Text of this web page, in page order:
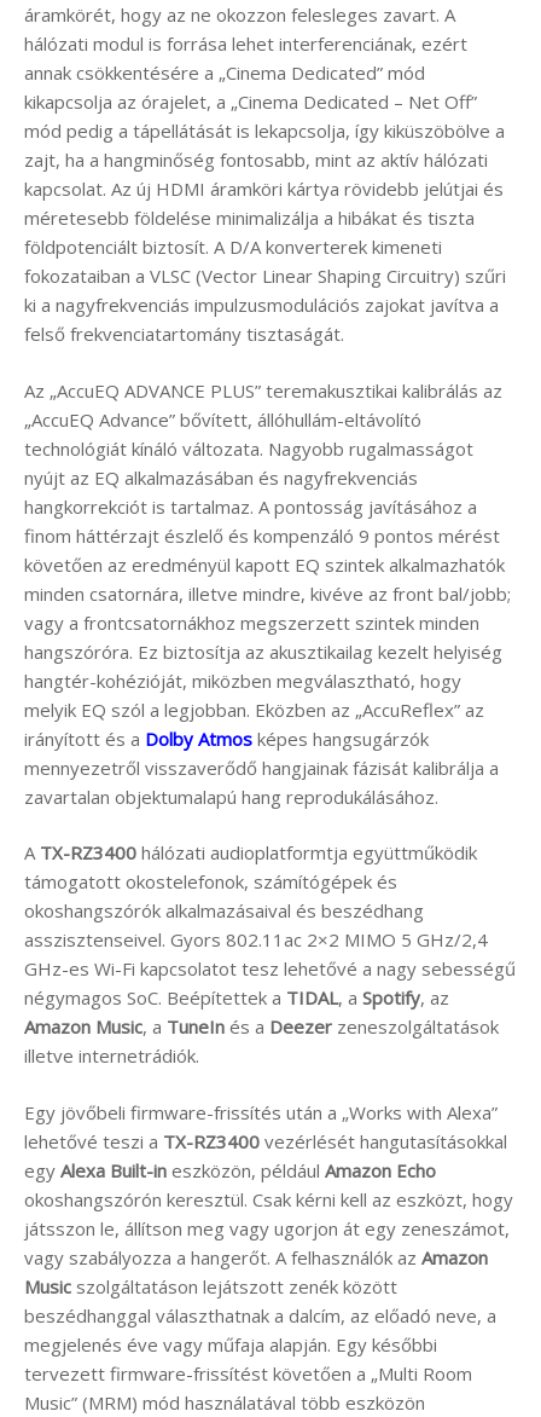
áramkörét, hogy az ne okozzon felesleges zavart. A
hálózati modul is forrása lehet interferenciának, ezért
annak csökkentésére a „Cinema Dedicated” mód
kikapcsolja az órajelet, a „Cinema Dedicated – Net Off”
mód pedig a tápellátását is lekapcsolja, így kiküszöbölve a
zajt, ha a hangminőség fontosabb, mint az aktív hálózati
kapcsolat. Az új HDMI áramköri kártya rövidebb jelútjai és
méretesebb földelése minimalizálja a hibákat és tiszta
földpotenciált biztosít. A D/A konverterek kimeneti
fokozataiban a VLSC (Vector Linear Shaping Circuitry) szűri
ki a nagyfrekvenciás impulzusmodulációs zajokat javítva a
felső frekvenciatartomány tisztaságát.
Az „AccuEQ ADVANCE PLUS” teremakusztikai kalibrálás az
„AccuEQ Advance” bővített, állóhullám-eltávolító
technológiát kínáló változata. Nagyobb rugalmasságot
nyújt az EQ alkalmazásában és nagyfrekvenciás
hangkorrekciót is tartalmaz. A pontosság javításához a
finom háttérzajt észlelő és kompenzáló 9 pontos mérést
követően az eredményül kapott EQ szintek alkalmazhatók
minden csatornára, illetve mindre, kivéve az front bal/jobb;
vagy a frontcsatornákhoz megszerzett szintek minden
hangszóróra. Ez biztosítja az akusztikailag kezelt helyiség
hangtér-kohézióját, miközben megválasztható, hogy
melyik EQ szól a legjobban. Eközben az „AccuReflex” az
irányított és a Dolby Atmos képes hangsugárzók
mennyezetről visszaverődő hangjainak fázisát kalibrálja a
zavartalan objektumalapú hang reprodukálásához.
A TX-RZ3400 hálózati audioplatformtja együttműködik
támogatott okostelefonok, számítógépek és
okoshangszórók alkalmazásaival és beszédhang
asszisztenseivel. Gyors 802.11ac 2×2 MIMO 5 GHz/2,4
GHz-es Wi-Fi kapcsolatot tesz lehetővé a nagy sebességű
négymagos SoC. Beépítettek a TIDAL, a Spotify, az
Amazon Music, a TuneIn és a Deezer zeneszolgáltatások
illetve internetrádiók.
Egy jövőbeli firmware-frissítés után a „Works with Alexa”
lehetővé teszi a TX-RZ3400 vezérlését hangutasításokkal
egy Alexa Built-in eszközön, például Amazon Echo
okoshangszórón keresztül. Csak kérni kell az eszközt, hogy
játsszon le, állítson meg vagy ugorjon át egy zeneszámot,
vagy szabályozza a hangerőt. A felhasználók az Amazon
Music szolgáltatáson lejátszott zenék között
beszédhanggal választhatnak a dalcím, az előadó neve, a
megjelenés éve vagy műfaja alapján. Egy későbbi
tervezett firmware-frissítést követően a „Multi Room
Music” (MRM) mód használatával több eszközön